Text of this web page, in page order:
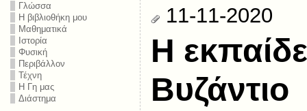
Γλώσσα
Η βιβλιοθήκη μου
Μαθηματικά
Ιστορία
Φυσική
Περιβάλλον
Τέχνη
Η Γη μας
Διάστημα
11-11-2020
Η
Βυζάντιο